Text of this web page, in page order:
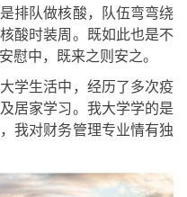
排队做核酸，队伍弯弯绕
酸时装周。既如此也是不
慰中，既来之则安之。
学生活中，经历了多次疫
居家学习。我大学学的是
我对财务管理专业情有独